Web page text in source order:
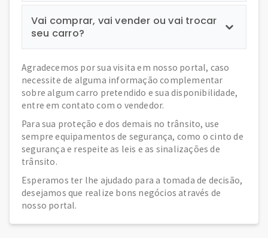
Vai comprar, vai vender ou vai trocar
seu carro?
Agradecemos por sua visita em nosso portal, caso
necessite de alguma informação complementar
sobre algum carro pretendido e sua disponibilidade,
entre em contato com o vendedor.
Para sua proteção e dos demais no trânsito, use
sempre equipamentos de segurança, como o cinto de
segurança e respeite as leis e as sinalizações de
trânsito.
Esperamos ter lhe ajudado para a tomada de decisão,
desejamos que realize bons negócios através de
nosso portal.